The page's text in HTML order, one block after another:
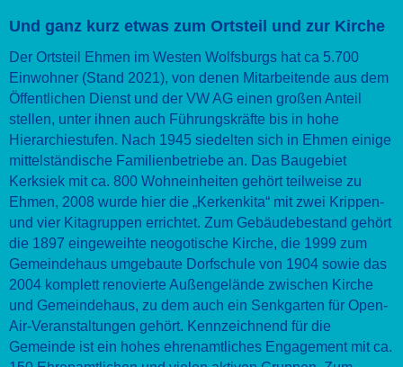
Und ganz kurz etwas zum Ortsteil und zur Kirche
Der Ortsteil Ehmen im Westen Wolfsburgs hat ca 5.700
Einwohner (Stand 2021), von denen Mitarbeitende aus dem
Öffentlichen Dienst und der VW AG einen großen Anteil
stellen, unter ihnen auch Führungskräfte bis in hohe
Hierarchiestufen. Nach 1945 siedelten sich in Ehmen einige
mittelständische Familienbetriebe an. Das Baugebiet
Kerksiek mit ca. 800 Wohneinheiten gehört teilweise zu
Ehmen, 2008 wurde hier die „Kerkenkita“ mit zwei Krippen-
und vier Kitagruppen errichtet. Zum Gebäudebestand gehört
die 1897 eingeweihte neogotische Kirche, die 1999 zum
Gemeindehaus umgebaute Dorfschule von 1904 sowie das
2004 komplett renovierte Außengelände zwischen Kirche
und Gemeindehaus, zu dem auch ein Senkgarten für Open-
Air-Veranstaltungen gehört. Kennzeichnend für die
Gemeinde ist ein hohes ehrenamtliches Engagement mit ca.